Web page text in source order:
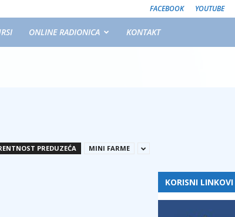
FACEBOOK YOUTUBE
ONLINE RADIONICA KONTAKT
PREDUZEĆA MINI FARME
KORISNI LINKOVI